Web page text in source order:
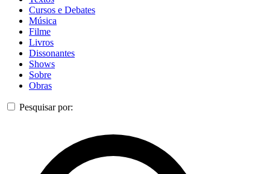
Cursos e Debates
Música
Filme
Livros
Dissonantes
Shows
Sobre
Obras
Pesquisar por: